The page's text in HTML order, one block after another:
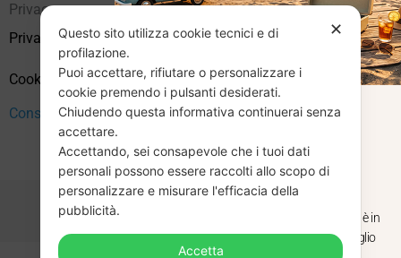
Privacy
Privacy Policy
Cookie Policy (UE)
Consenso
✕
Questo sito utilizza cookie tecnici e di
profilazione.
Puoi accettare, rifiutare o personalizzare i
cookie premendo i pulsanti desiderati.
Chiudendo questa informativa continuerai senza
accettare.
Accettando, sei consapevole che i tuoi dati
personali possono essere raccolti allo scopo di
personalizzare e misurare l'efficacia della
pubblicità.
Accetta
CHIUSURA
ESTIVA
Dal 29 luglio al 31 agosto venditaviniliusati.it è in
pausa estiva. Gli ordini ricevuti entro il 29 luglio